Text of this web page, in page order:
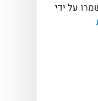
על ידי